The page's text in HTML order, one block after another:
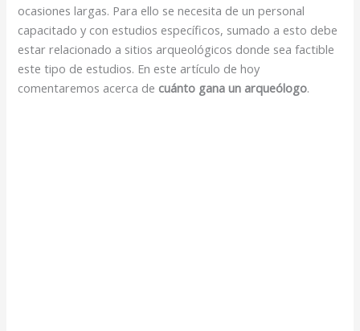
ocasiones largas. Para ello se necesita de un personal
capacitado y con estudios específicos, sumado a esto debe
estar relacionado a sitios arqueológicos donde sea factible
este tipo de estudios. En este artículo de hoy
comentaremos acerca de cuánto gana un arqueólogo.